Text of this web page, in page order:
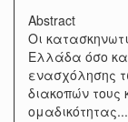
Abstract
Οι
Ελλάδα όσο
ενασχόλησης
διακοπών τους
ομαδικότητας...